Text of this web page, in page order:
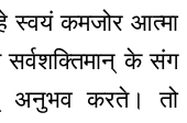
स्वयं कमजोर आत्मा
के संग
अनुभव करते। तो